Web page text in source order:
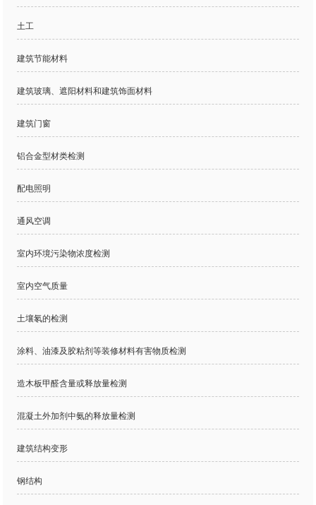
土工
建筑节能材料
建筑玻璃、遮阳材料和建筑饰面材料
建筑门窗
铝合金型材类检测
配电照明
通风空调
室内环境污染物浓度检测
室内空气质量
土壤氡的检测
涂料、油漆及胶粘剂等装修材料有害物质检测
造木板甲醛含量或释放量检测
混凝土外加剂中氨的释放量检测
建筑结构变形
钢结构